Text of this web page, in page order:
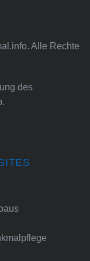
Alle Rechte
des
.